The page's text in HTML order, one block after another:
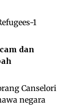
dan
Canselori
negara